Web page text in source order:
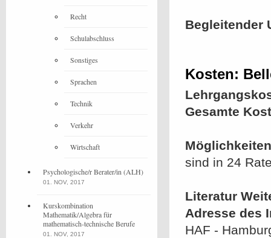
Begleitender
Kosten:
Gesamte
sind in 24
Literatur
Adresse des
HAF -
Recht
Schulabschluss
Sonstiges
Sprachen
Technik
Verkehr
Wirtschaft
Psychologische/r Berater/in (ALH)
01. NOV, 2017
Kurskombination
Mathematik/Algebra für
mathematisch-technische Berufe
01. NOV, 2017